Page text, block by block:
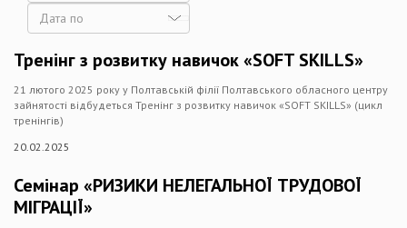
Дата
Тренінг з розвитку навичок «SOFT SKILLS»
21 лютого 2025 року у Полтавській філії Полтавського обласного центру
зайнятості відбудеться Тренінг з розвитку навичок «SOFT SKILLS» (цикл
тренінгів)
20.02.2025
Семінар «РИЗИКИ НЕЛЕГАЛЬНОЇ ТРУДОВОЇ
МІГРАЦІЇ»